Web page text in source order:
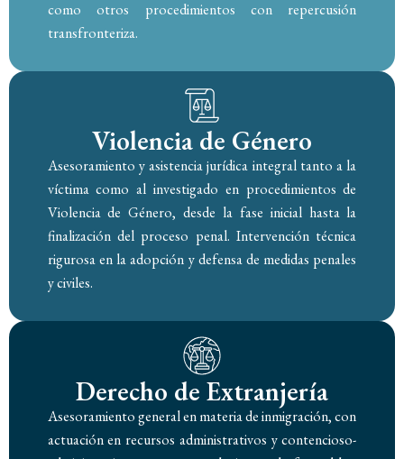
como otros procedimientos con repercusión
transfronteriza.
Violencia de Género
Asesoramiento y asistencia jurídica integral tanto a la
víctima como al investigado en procedimientos de
Violencia de Género, desde la fase inicial hasta la
finalización del proceso penal. Intervención técnica
rigurosa en la adopción y defensa de medidas penales
y civiles.
Derecho de Extranjería
Asesoramiento general en materia de inmigración, con
actuación en recursos administrativos y contencioso-